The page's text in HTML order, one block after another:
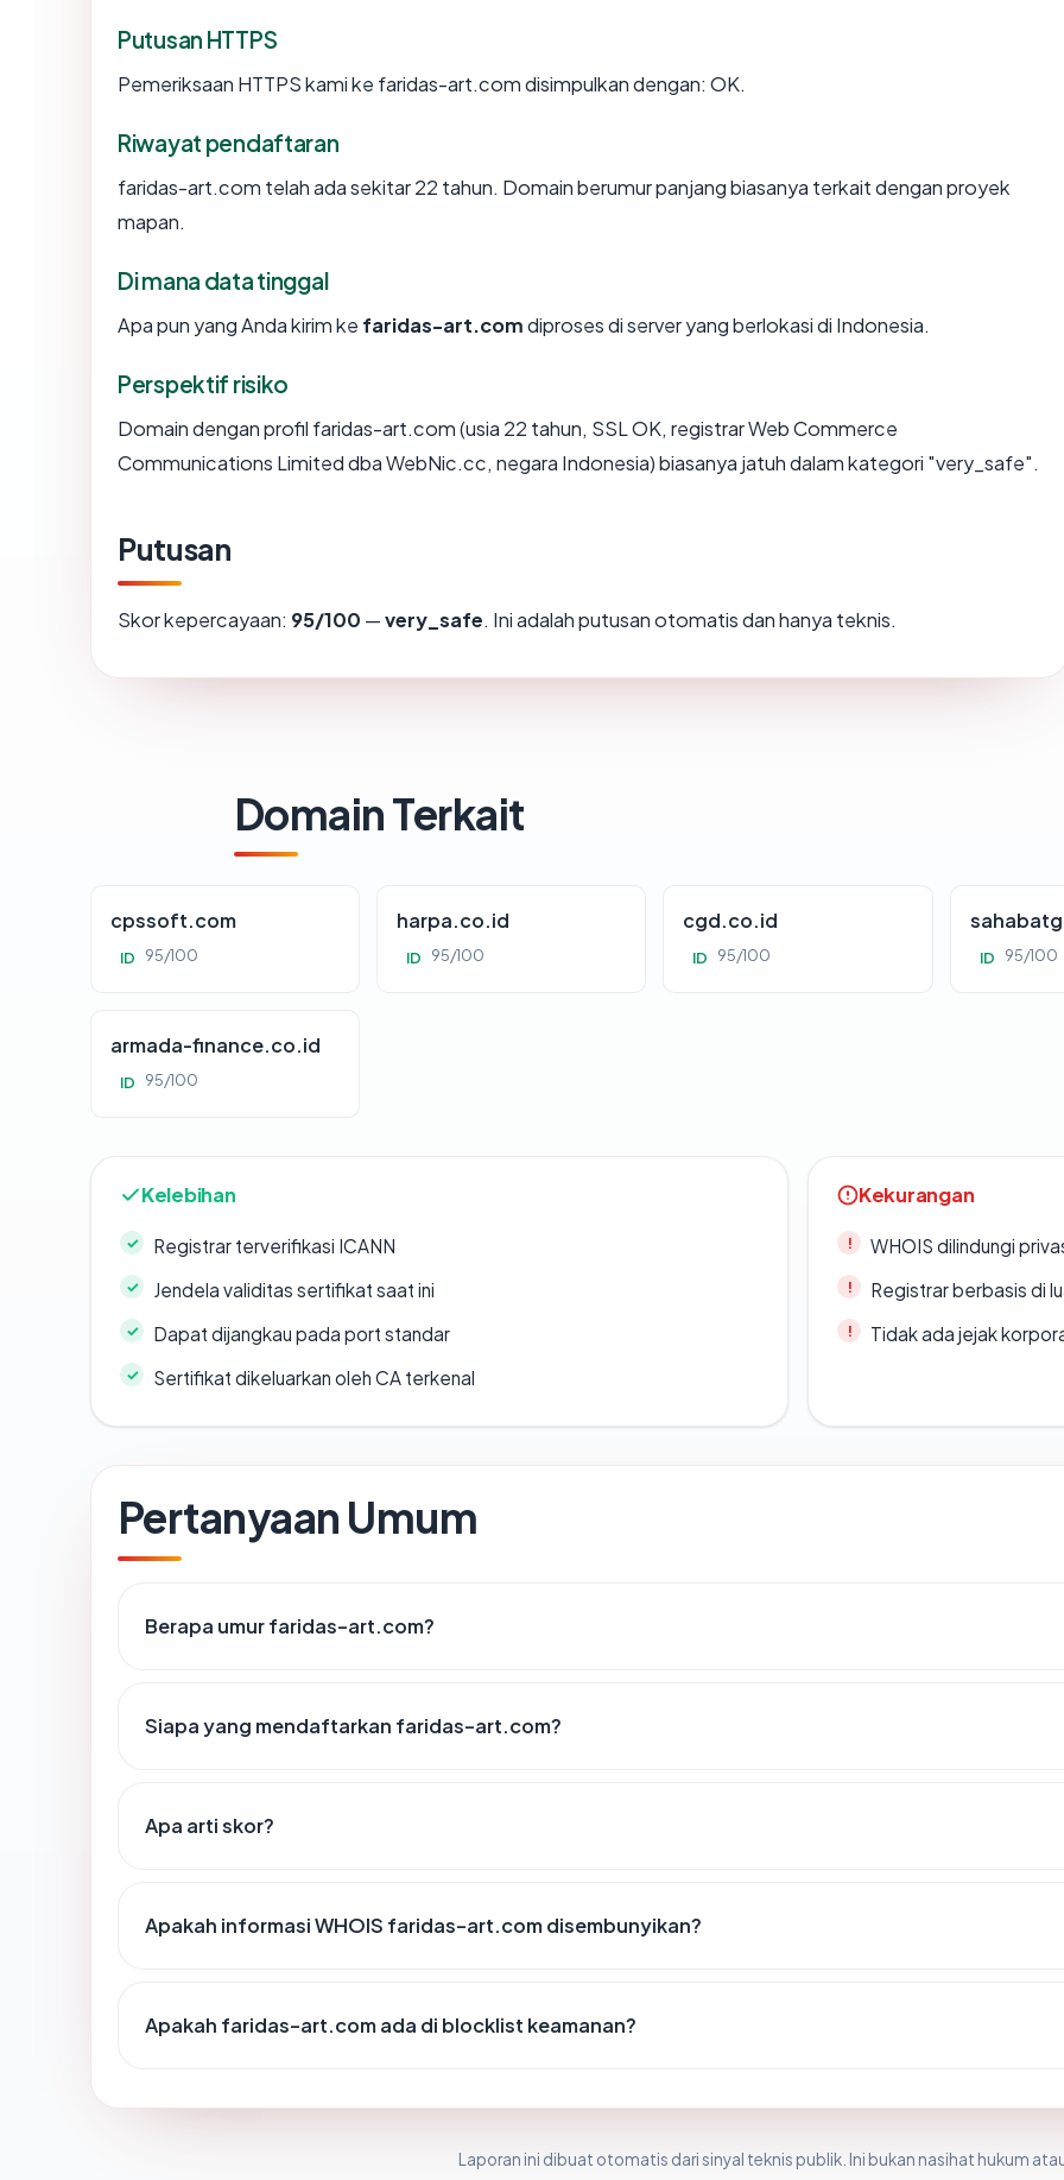
Putusan HTTPS
Pemeriksaan HTTPS kami ke faridas-art.com disimpulkan dengan: OK.
Riwayat pendaftaran
faridas-art.com telah ada sekitar 22 tahun. Domain berumur panjang biasanya terkait dengan proyek
mapan.
Di mana data tinggal
Apa pun yang Anda kirim ke faridas-art.comdiproses di server yang berlokasi di Indonesia.
Perspektif risiko
Domain dengan profil faridas-art.com (usia 22 tahun, SSL OK, registrar Web Commerce
Communications Limited dba WebNic.cc, negara Indonesia) biasanya jatuh dalam kategori "very_safe".
Putusan
Skor kepercayaan: 95/100 —very_safe. Ini adalah putusan otomatis dan hanya teknis.
Domain Terkait
cpssoft.com
ID 95/100
harpa.co.id
ID 95/100
cgd.co.id
ID 95/100 ID 95/100
armada-finance.co.id
ID 95/100
Kelebihan
Registrar terverifikasi ICANN
Jendela validitas sertifikat saat ini
Dapat dijangkau pada port standar
Sertifikat dikeluarkan oleh CA terkenal
Kekurangan
WHOIS dilindungi
Registrar berbasis di
Tidak ada jejak
Pertanyaan Umum
Berapa umur faridas-art.com?
Siapa yang mendaftarkan faridas-art.com?
Apa arti skor?
Apakah informasi WHOIS faridas-art.com disembunyikan?
Apakah faridas-art.com ada di blocklist keamanan?
Laporan ini dibuat otomatis dari sinyal teknis publik. Ini bukan nasihat hukum